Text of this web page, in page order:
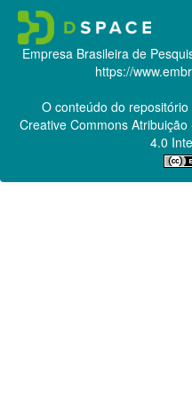
Empresa Brasileira de
https://
O conteúdo do
Creative CommonsAtribuição
4.0